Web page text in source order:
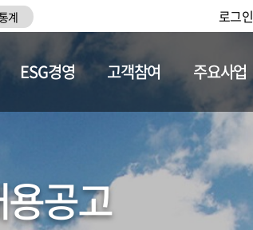
계 로그인
채용정보
ESG경영 고객참여 주요사업
공고